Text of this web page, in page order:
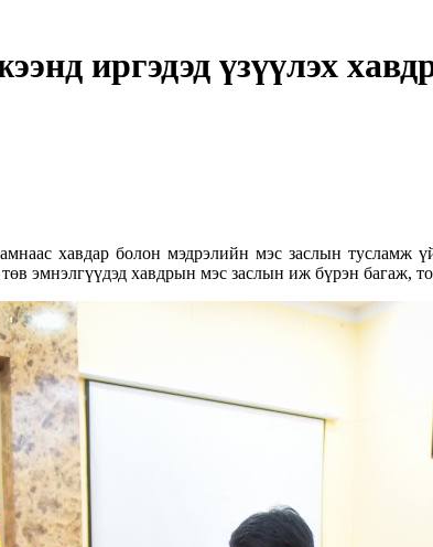
иргэдэд үзүүлэх
хавдар болон мэдрэлийн мэс заслын тусламж
эмнэлгүүдэд хавдрын мэс заслын иж бүрэн багаж,